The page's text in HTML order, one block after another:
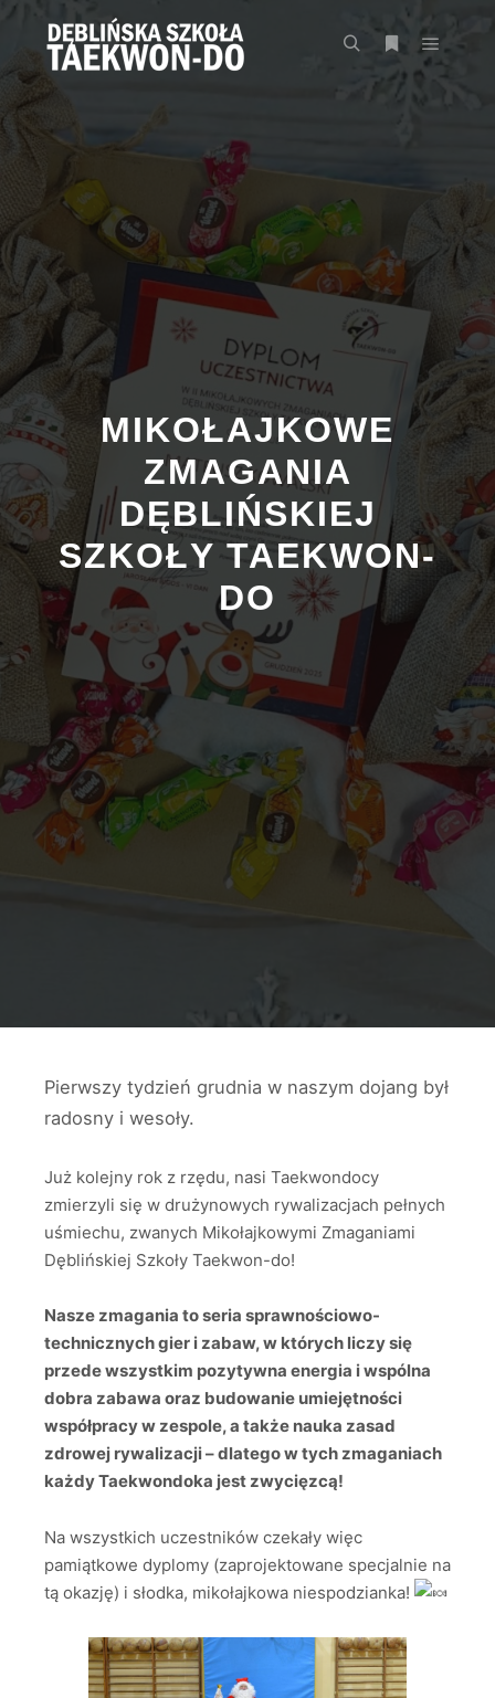
Więcej
MIKOŁAJKOWE
ZMAGANIA
DĘBLIŃSKIEJ
SZKOŁY TAEKWON-
DO
Pierwszy tydzień grudnia w naszym dojang był
radosny i wesoły.
Już kolejny rok z rzędu, nasi Taekwondocy
zmierzyli się w drużynowych rywalizacjach pełnych
uśmiechu, zwanych Mikołajkowymi Zmaganiami
Dęblińskiej Szkoły Taekwon-do!
Nasze zmagania to seria sprawnościowo-
technicznych gier i zabaw, w których liczy się
przede wszystkim pozytywna energia i wspólna
dobra zabawa oraz budowanie umiejętności
współpracy w zespole, a także nauka zasad
zdrowej rywalizacji – dlatego w tych zmaganiach
każdy Taekwondoka jest zwycięzcą!
Na wszystkich uczestników czekały więc
pamiątkowe dyplomy (zaprojektowane specjalnie na
tą okazję) i słodka, mikołajkowa niespodzianka!